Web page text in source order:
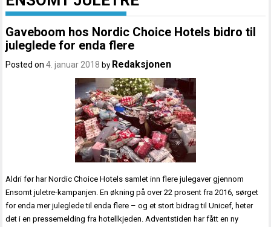
Gaveboom hos Nordic Choice Hotels bidro til
juleglede for enda flere
Posted on4. januar 2018 by Redaksjonen
Aldri før har Nordic Choice Hotels samlet inn flere julegaver gjennom
Ensomt juletre-kampanjen. En økning på over 22 prosent fra 2016, sørget
for enda mer juleglede til enda flere – og et stort bidrag til Unicef, heter
det i en pressemelding fra hotellkjeden. Adventstiden har fått en ny